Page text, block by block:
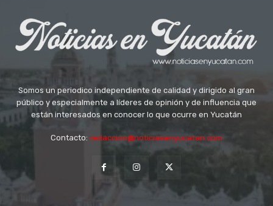
Somos un periodico independiente de calidad y dirigido al gran
público y especialmente a líderes de opinión y de influencia que
están interesados en conocer lo que ocurre en Yucatán
Contacto: redaccion@noticiasenyucatan.com